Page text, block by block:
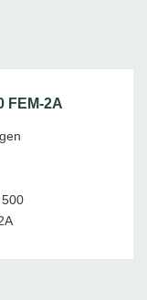
FEM-2A